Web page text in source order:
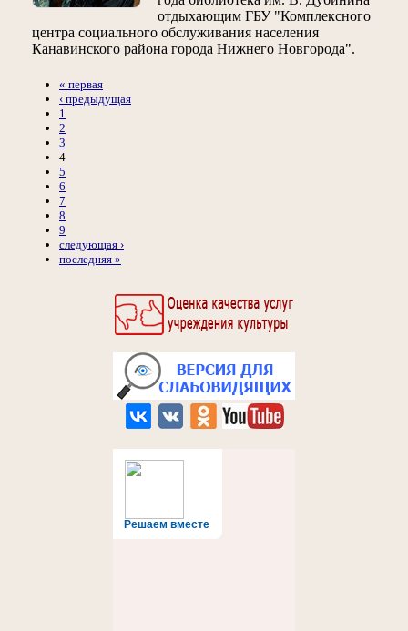
Решаем вместе
отдыхающим ГБУ "Комплексного
центра социального обслуживания населения
Канавинского района города Нижнего Новгорода".
« первая
‹ предыдущая
1
2
3
4
5
6
7
8
9
следующая ›
последняя »